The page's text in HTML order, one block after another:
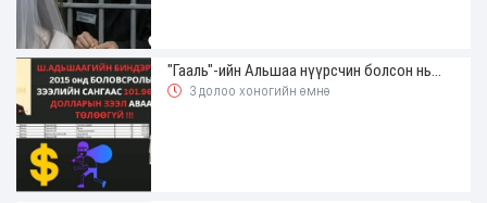
"Гааль"-ийн Альшаа нүүрсчин болсон нь...
3 долоо хоногийн өмнө